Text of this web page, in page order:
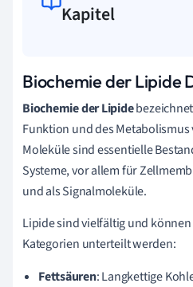
Kapitel
Biochemie der Lipide
Biochemie der Lipide
Funktion und des Metabolismus
Moleküle sind essentielle
Systeme, vor allem für
und als Signalmoleküle.
Lipide sind vielfältig und
Kategorien unterteilt werden:
Fettsäuren: Langkettige